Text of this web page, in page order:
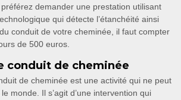
préférez demander une prestation utilisant
qui détecte l’étanchéité ainsi
conduit de votre cheminée, il faut compter
de 500 euros.
conduit de cheminée
de cheminée est une activité qui ne peut
monde. Il s’agit d’une intervention qui